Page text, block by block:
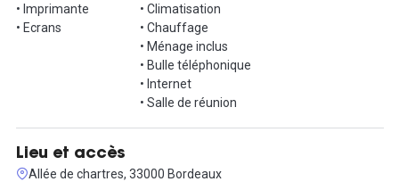
Et pour les breaks ? Ici, c'est boisson chaude à volonté, un espace
de jeu et de détente, un espace cuisine pour déjeuner, et une salle
Des événements peuvent être organisés sur demande, en
fonction des besoins dans l'espace, avec des réductions s'il y a
ou en tram par les lignes B et C.
• Imprimante
• Ecrans
• Climatisation
• Chauffage
• Ménage inclus
• Bulle téléphonique
• Internet
• Salle de réunion
Lieu et accès
Allée de chartres, 33000 Bordeaux